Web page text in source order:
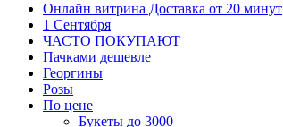
Онлайн витрина Доставка от 20 минут
1 Сентября
ЧАСТО ПОКУПАЮТ
Пачками дешевле
Георгины
Розы
По цене
Букеты до 3000